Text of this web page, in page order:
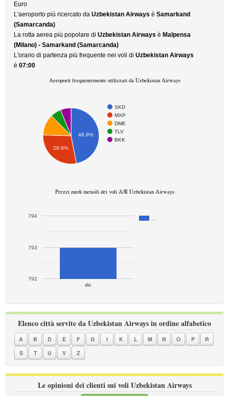
Euro
L'aeroporto più ricercato daUzbekistan Airways èSamarkand
(Samarcanda)
La rotta aerea più popolare diUzbekistan Airways è Malpensa
(Milano) - Samarkand (Samarcanda)
L'orario di partenza più frequente nei voli diUzbekistan Airways
è07:00
Aeroporti frequentemente utilizzati da Uzbekistan Airways
SKD
MXP
DME
TLV
BKK
46.9%
28.6%
Prezzi medi mensili dei voli A/R Uzbekistan Airways
dic
792
793
794
Elenco città servite da Uzbekistan Airways in ordine alfabetico
A B D E F G I K L M N O P
R
S
T U V Z
Le opinioni dei clienti sui voli Uzbekistan Airways